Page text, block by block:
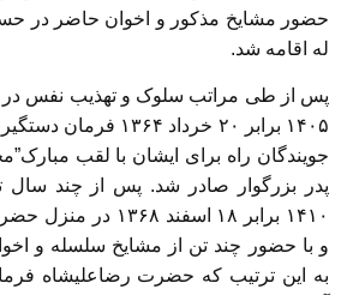
حضور مشایخ مذکور و اخوان حاضر در
له اقامه شد.
۱۴۰۵ برابر ۲۰ خرداد
جویندگان راه برای ایشان با لقب
پدر بزرگوار صادر شد. پس از چند سال
۱۴۱۰ برابر ۱۸ اسفند
و با حضور چند تن از مشایخ سلسله و
به این ترتیب که حضرت رضاعلیشاه